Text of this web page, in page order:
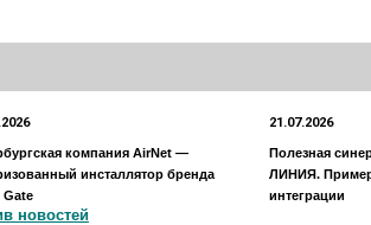
компания AirNet —
инсталлятор бренда
21.07.2026
Полезная
ЛИНИЯ.
интеграции
новостей